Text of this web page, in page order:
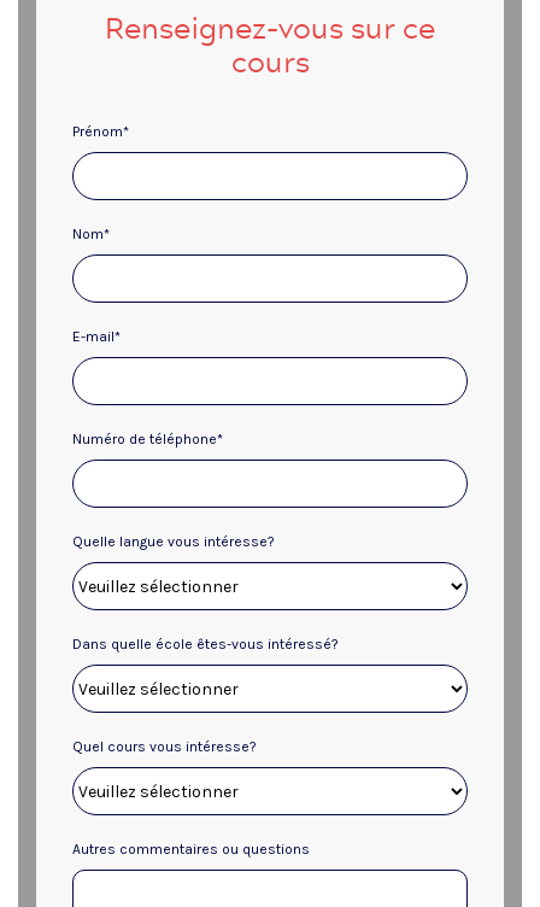
Renseignez-vous sur ce
cours
Prénom*
Nom*
E-mail*
Numéro de téléphone*
Quelle langue vous intéresse?
Dans quelle école êtes-vous intéressé?
Quel cours vous intéresse?
Autres commentaires ou questions